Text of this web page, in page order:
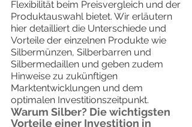
Flexibilität beim Preisvergleich und der
Produktauswahl bietet. Wir erläutern
hier detailliert die Unterschiede und
Vorteile der einzelnen Produkte wie
Silbermünzen, Silberbarren und
Silbermedaillen und geben zudem
Hinweise zu zukünftigen
Marktentwicklungen und dem
optimalen Investitionszeitpunkt.
Warum Silber? Die wichtigsten
Vorteile einer Investition in